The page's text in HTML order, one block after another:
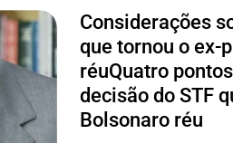
Considerações
que tornou o ex-
réuQuatro
decisão do STF
Bolsonaro réu